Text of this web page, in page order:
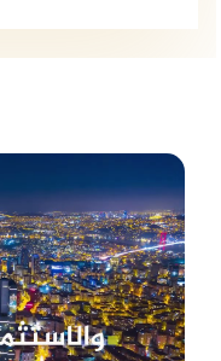
يتواجد مركز ثقافي
كالقيام بالمحاضرات
ناهيك عن النشاطات
التقليدية
كما تتميز منطقة
وحدائقها المنتشرة